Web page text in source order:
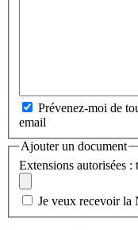
Prévenez-moi de
email
Ajouter un document
Extensions autorisées :
Je veux recevoir la